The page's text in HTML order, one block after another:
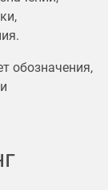
обозначения,